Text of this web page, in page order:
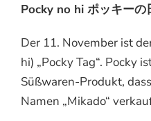
Pocky no hi ポッキーの
Der 11. November ist
hi) „Pocky Tag“. Pocky
Süßwaren-Produkt,
Namen „Mikado“